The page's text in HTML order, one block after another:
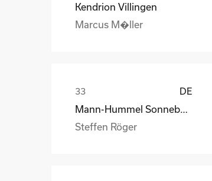
Kendrion Villingen
Marcus M�ller
DE
Mann-Hummel Sonneberg
Steffen Röger